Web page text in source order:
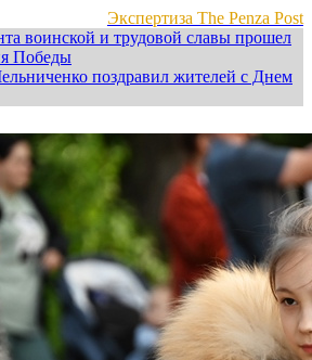
Экспертиза The Penza Post
воинской и трудовой славы прошел
Победы
поздравил жителей с Днем